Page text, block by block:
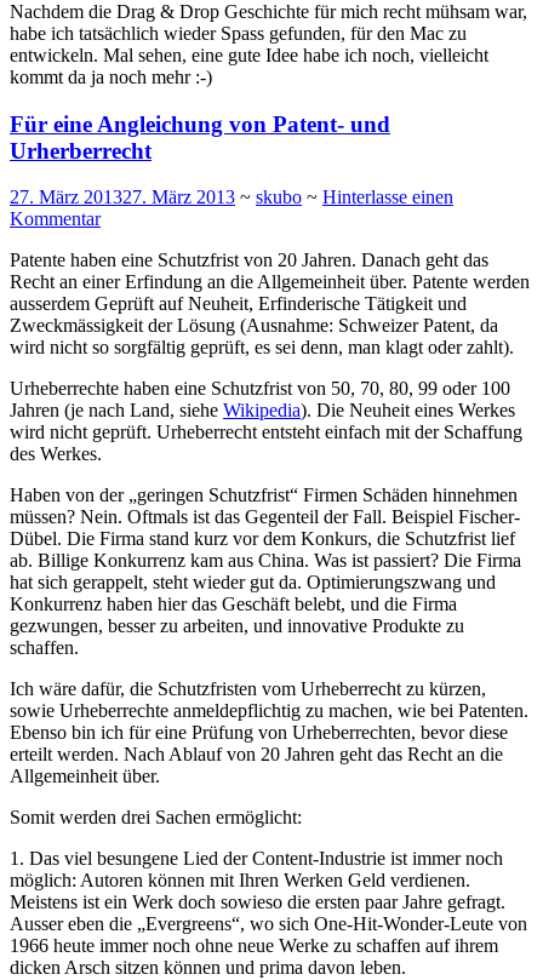
Nachdem die Drag & Drop Geschichte für mich recht mühsam war,
habe ich tatsächlich wieder Spass gefunden, für den Mac zu
entwickeln. Mal sehen, eine gute Idee habe ich noch, vielleicht
kommt da ja noch mehr :-)
Für eine Angleichung von Patent- und
Urherberrecht
27. März 201327. März 2013 ~ skubo ~ Hinterlasse einen
Kommentar
Patente haben eine Schutzfrist von 20 Jahren. Danach geht das
Recht an einer Erfindung an die Allgemeinheit über. Patente werden
ausserdem Geprüft auf Neuheit, Erfinderische Tätigkeit und
Zweckmässigkeit der Lösung (Ausnahme: Schweizer Patent, da
wird nicht so sorgfältig geprüft, es sei denn, man klagt oder zahlt).
Urheberrechte haben eine Schutzfrist von 50, 70, 80, 99 oder 100
Jahren (je nach Land, siehe Wikipedia). Die Neuheit eines Werkes
wird nicht geprüft. Urheberrecht entsteht einfach mit der Schaffung
des Werkes.
Haben von der „geringen Schutzfrist“ Firmen Schäden hinnehmen
müssen? Nein. Oftmals ist das Gegenteil der Fall. Beispiel Fischer-
Dübel. Die Firma stand kurz vor dem Konkurs, die Schutzfrist lief
ab. Billige Konkurrenz kam aus China. Was ist passiert? Die Firma
hat sich gerappelt, steht wieder gut da. Optimierungszwang und
Konkurrenz haben hier das Geschäft belebt, und die Firma
gezwungen, besser zu arbeiten, und innovative Produkte zu
schaffen.
Ich wäre dafür, die Schutzfristen vom Urheberrecht zu kürzen,
sowie Urheberrechte anmeldepflichtig zu machen, wie bei Patenten.
Ebenso bin ich für eine Prüfung von Urheberrechten, bevor diese
erteilt werden. Nach Ablauf von 20 Jahren geht das Recht an die
Allgemeinheit über.
Somit werden drei Sachen ermöglicht:
1. Das viel besungene Lied der Content-Industrie ist immer noch
möglich: Autoren können mit Ihren Werken Geld verdienen.
Meistens ist ein Werk doch sowieso die ersten paar Jahre gefragt.
Ausser eben die „Evergreens“, wo sich One-Hit-Wonder-Leute von
1966 heute immer noch ohne neue Werke zu schaffen auf ihrem
dicken Arsch sitzen können und prima davon leben.